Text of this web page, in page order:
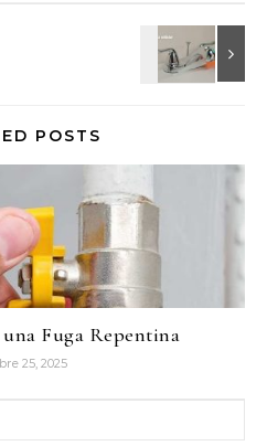
POSTS
Fuga Repentina
25, 2025